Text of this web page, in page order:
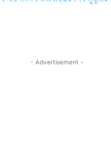
- Advertisement -